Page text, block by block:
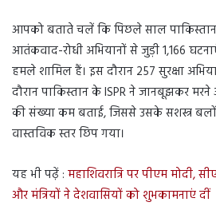
आपको बताते चलें कि पिछले साल
आतंकवाद-रोधी अभियानों से जुड़ी 1,166
हमले शामिल हैं। इस दौरान 257 सुरक्षा
दौरान पाकिस्तान के ISPR ने जानबूझकर
की संख्या कम बताई, जिससे उसके सशस्त्र
वास्तविक स्तर छिप गया।
यह भी पढ़ें : महाशिवरात्रि पर पीएम मोदी,
और मंत्रियों ने देशवासियों को शुभकामनाएं दीं